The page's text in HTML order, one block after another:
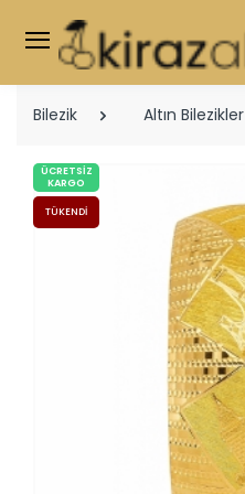
Bilezik Altın Bilezikler
ÜCRETSIZ
KARGO
TÜKENDI